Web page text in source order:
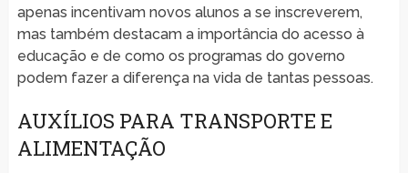
apenas incentivam novos alunos a se inscreverem,
mas também destacam a importância do acesso à
educação e de como os programas do governo
podem fazer a diferença na vida de tantas pessoas.
AUXÍLIOS PARA TRANSPORTE E
ALIMENTAÇÃO